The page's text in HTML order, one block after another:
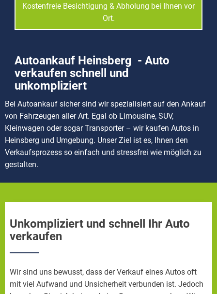
Kostenfreie Besichtigung & Abholung bei Ihnen vor
Ort.
Autoankauf Heinsberg - Auto
verkaufen schnell und
unkompliziert
Bei Autoankauf sicher sind wir spezialisiert auf den Ankauf
von Fahrzeugen aller Art. Egal ob Limousine, SUV,
Kleinwagen oder sogar Transporter – wir kaufen Autos in
Heinsberg und Umgebung. Unser Ziel ist es, Ihnen den
Verkaufsprozess so einfach und stressfrei wie möglich zu
gestalten.
Unkompliziert und schnell Ihr Auto
verkaufen
Wir sind uns bewusst, dass der Verkauf eines Autos oft
mit viel Aufwand und Unsicherheit verbunden ist. Jedoch